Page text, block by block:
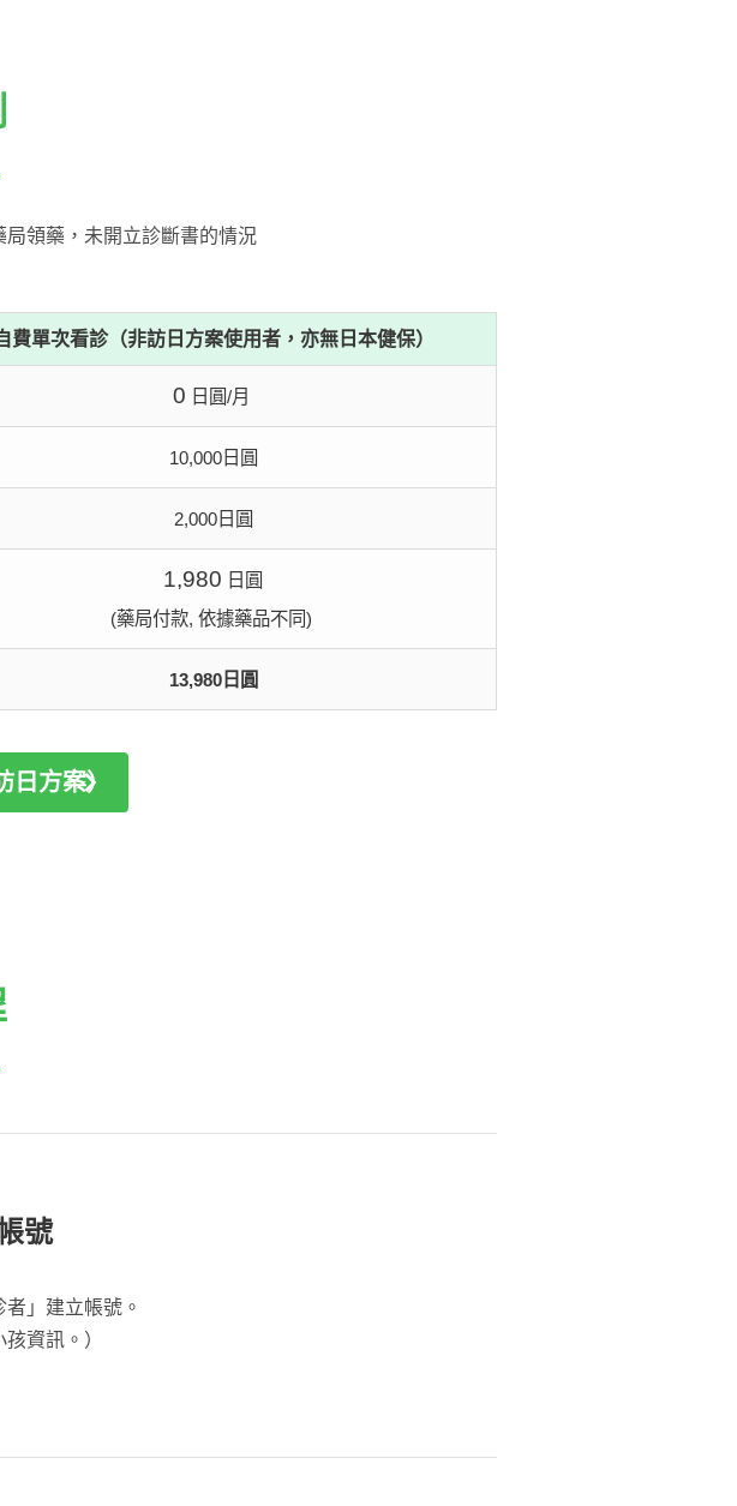
領藥，未開立診斷書的情況
費單次看診（非訪日方案使用者，亦無日本健保）
0 日圓/月
10,000日圓
2,000日圓
1,980 日圓
(藥局付款, 依據藥品不同)
13,980日圓
方案）
號
者」建立帳號。
資訊。）